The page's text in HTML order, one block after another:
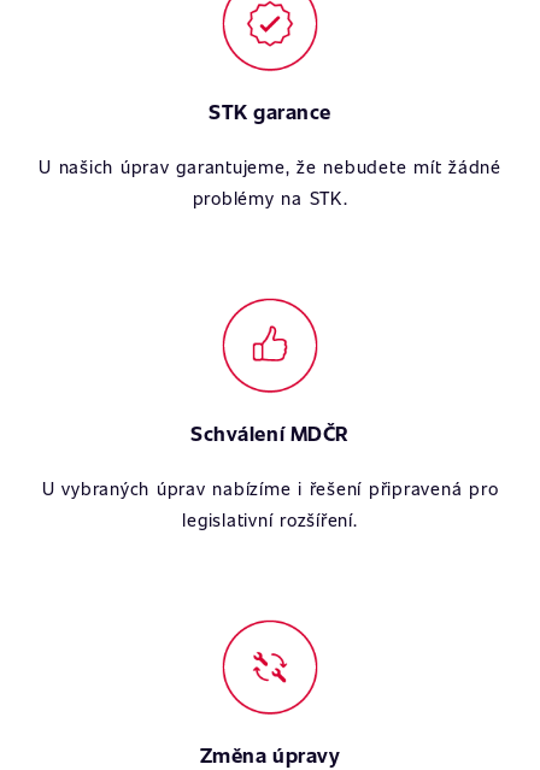
STK garance
U našich úprav garantujeme, že nebudete mít žádné
problémy na STK.
Schválení MDČR
U vybraných úprav nabízíme i řešení připravená pro
legislativní rozšíření.
Změna úpravy